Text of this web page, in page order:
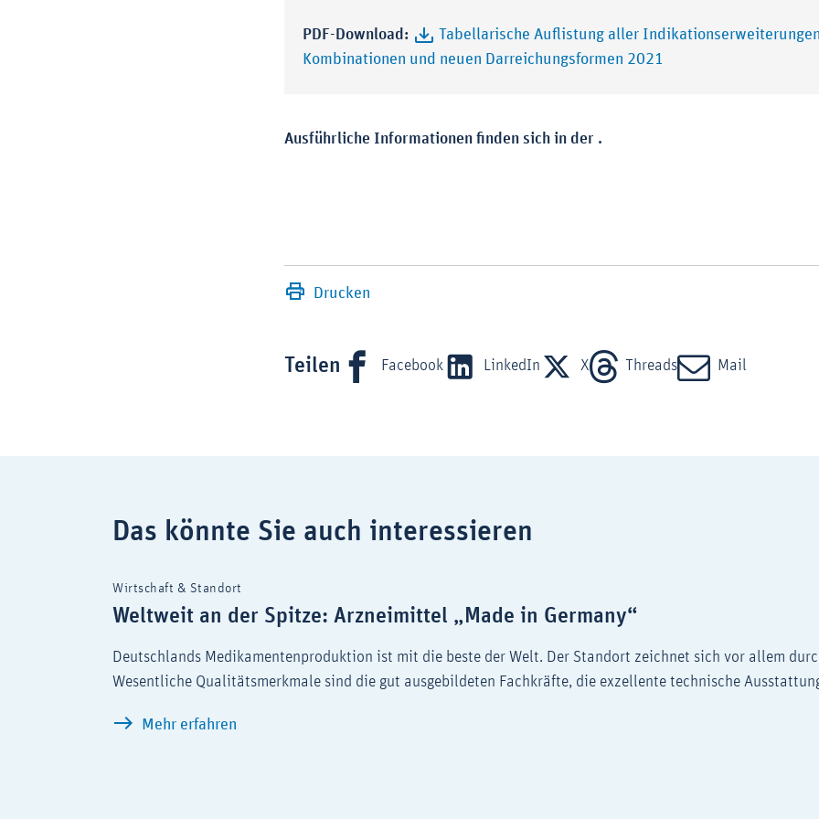
PDF-Download:
Tabellarische Auflistung aller
Kombinationen und neuen Darreichungsformen 2021
Ausführliche Informationen finden sich in der .
Drucken
Teilen Facebook LinkedIn X Threads Mail
Das könnte Sie auch interessieren
Wirtschaft & Standort
Weltweit an der Spitze: Arzneimittel „Made in Germany“
Deutschlands Medikamentenproduktion ist mit die beste der Welt. Der Standort zeichnet sich vor allem
Wesentliche Qualitätsmerkmale sind die gut ausgebildeten Fachkräfte, die exzellente technische
Mehr erfahren